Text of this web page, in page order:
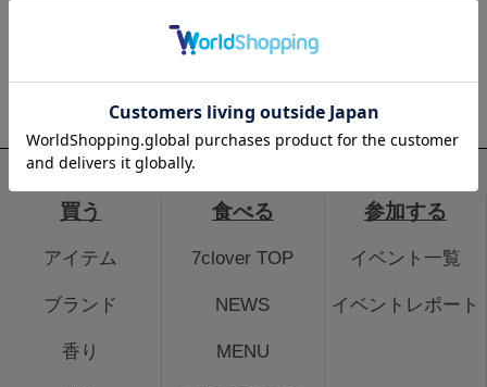
こちらは個人様向けのページとなります。法人のお客様のログイ
法人のお客さまはこちら
買う
アイテム
ブランド
香り
食べる
7clover TOP
NEWS
MENU
参加する
イベント一覧
イベントレポート